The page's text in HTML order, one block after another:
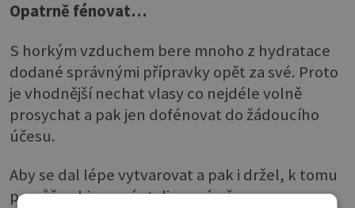
Opatrně fénovat…
S horkým vzduchem bere mnoho z hydratace
dodané správnými přípravky opět za své. Proto
je vhodnější nechat vlasy co nejdéle volně
prosychat a pak jen dofénovat do žádoucího
účesu.
Aby se dal lépe vytvarovat a pak i držel, k tomu
pomůže objemová stylingová pěna.